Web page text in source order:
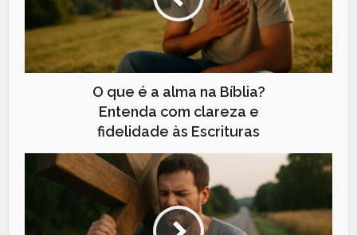
O que é a alma na Bíblia?
Entenda com clareza e
fidelidade às Escrituras